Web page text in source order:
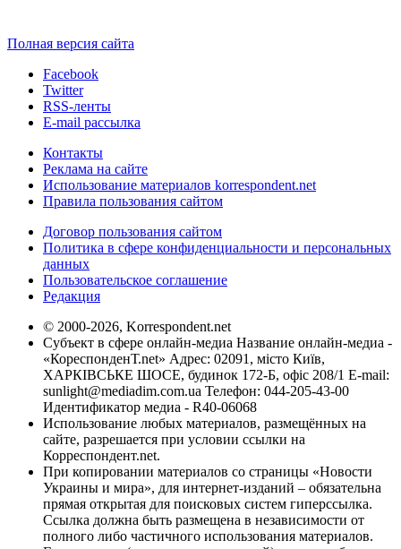
Полная версия сайта
Facebook
Twitter
RSS-ленты
E-mail рассылка
Контакты
Реклама на сайте
Использование материалов korrespondent.net
Правила пользования сайтом
Договор пользования сайтом
Политика в сфере конфиденциальности и персональных
данных
Пользовательское соглашение
Редакция
© 2000-2026, Korrespondent.net
Субъект в сфере онлайн-медиа Название онлайн-медиа -
«КореспонденТ.net» Адрес: 02091, місто Київ,
ХАРКІВСЬКЕ ШОСЕ, будинок 172-Б, офіс 208/1 E-mail:
sunlight@mediadim.com.ua Телефон: 044-205-43-00
Идентификатор медиа - R40-06068
Использование любых материалов, размещённых на
сайте, разрешается при условии ссылки на
Корреспондент.net.
При копировании материалов со страницы «Новости
Украины и мира», для интернет-изданий – обязательна
прямая открытая для поисковых систем гиперссылка.
Ссылка должна быть размещена в независимости от
полного либо частичного использования материалов.